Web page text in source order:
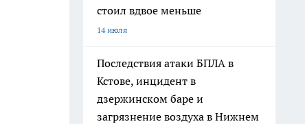
стоил вдвое меньше
14 июля
Последствия атаки БПЛА в
Кстове, инцидент в
дзержинском баре и
загрязнение воздуха в Нижнем